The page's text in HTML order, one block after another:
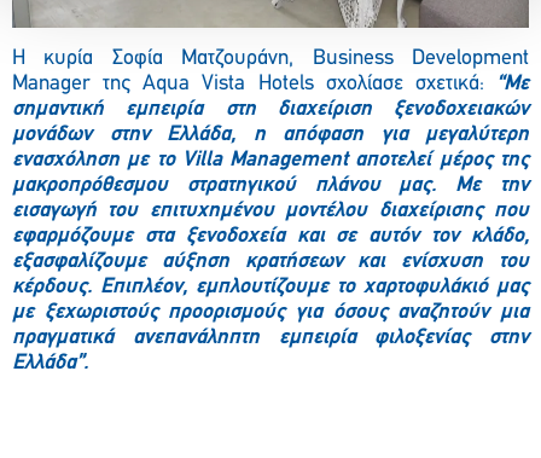
Η κυρία Σοφία Ματζουράνη, Business Development
Manager της Aqua Vista Hotels σχολίασε σχετικά:
“Με
σημαντική εμπειρία στη διαχείριση ξενοδοχειακών
μονάδων στην Ελλάδα, η απόφαση για μεγαλύτερη
ενασχόληση με το Villa Managementαποτελεί μέρος της
μακροπρόθεσμου στρατηγικού πλάνου μας. Με την
εισαγωγή του επιτυχημένου μοντέλου διαχείρισης που
εφαρμόζουμε στα ξενοδοχεία και σε αυτόν τον κλάδο,
εξασφαλίζουμε αύξηση κρατήσεων και ενίσχυση του
κέρδους. Επιπλέον, εμπλουτίζουμε το χαρτοφυλάκιό μας
με ξεχωριστούς προορισμούς για όσους αναζητούν μια
πραγματικά ανεπανάληπτη εμπειρία φιλοξενίας στην
Ελλάδα”.